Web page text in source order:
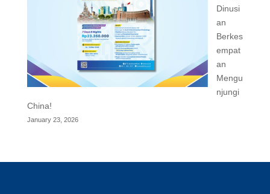
Dinusi
an
Berkes
empat
an
Mengu
njungi
China!
January 23, 2026